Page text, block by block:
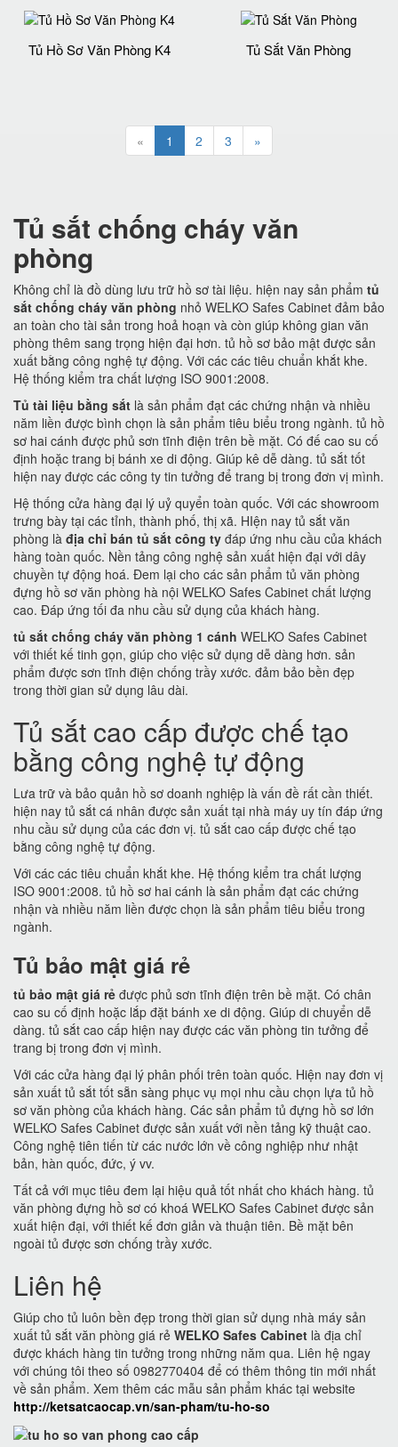
Tủ Hồ Sơ Văn Phòng K4 Tủ Sắt Văn Phòng
« 1 2 3 »
Tủ sắt chống cháy văn
phòng
Không chỉ là đồ dùng lưu trữ hồ sơ tài liệu. hiện nay sản phẩm tủ
sắt chống cháy văn phòng nhỏ WELKO Safes Cabinet đảm bảo
an toàn cho tài sản trong hoả hoạn và còn giúp không gian văn
phòng thêm sang trọng hiện đại hơn. tủ hồ sơ bảo mật được sản
xuất bằng công nghệ tự động. Với các các tiêu chuẩn khắt khe.
Hệ thống kiểm tra chất lượng ISO 9001:2008.
Tủ tài liệu bằng sắt là sản phẩm đạt các chứng nhận và nhiều
năm liền được bình chọn là sản phẩm tiêu biểu trong ngành. tủ hồ
sơ hai cánh được phủ sơn tĩnh điện trên bề mặt. Có đế cao su cố
định hoặc trang bị bánh xe di động. Giúp kê dễ dàng. tủ sắt tốt
hiện nay được các công ty tin tưởng để trang bị trong đơn vị mình.
Hệ thống cửa hàng đại lý uỷ quyển toàn quốc. Với các showroom
trưng bày tại các tỉnh, thành phố, thị xã. HIện nay tủ sắt văn
phòng là địa chỉ bán tủ sắt công ty đáp ứng nhu cầu của khách
hàng toàn quốc. Nền tảng công nghệ sản xuất hiện đại với dây
chuyền tự động hoá. Đem lại cho các sản phẩm tủ văn phòng
đựng hồ sơ văn phòng hà nội WELKO Safes Cabinet chất lượng
cao. Đáp ứng tối đa nhu cầu sử dụng của khách hàng.
tủ sắt chống cháy văn phòng 1 cánh WELKO Safes Cabinet
với thiết kế tinh gọn, giúp cho việc sử dụng dễ dàng hơn. sản
phẩm được sơn tĩnh điện chống trầy xước. đảm bảo bền đẹp
trong thời gian sử dụng lâu dài.
Tủ sắt cao cấp được chế tạo
bằng công nghệ tự động
Lưa trữ và bảo quản hồ sơ doanh nghiệp là vấn đề rất cần thiết.
hiện nay tủ sắt cá nhân được sản xuất tại nhà máy uy tín đáp ứng
nhu cầu sử dụng của các đơn vị. tủ sắt cao cấp được chế tạo
bằng công nghệ tự động.
Với các các tiêu chuẩn khắt khe. Hệ thống kiểm tra chất lượng
ISO 9001:2008. tủ hồ sơ hai cánh là sản phẩm đạt các chứng
nhận và nhiều năm liền được chọn là sản phẩm tiêu biểu trong
ngành.
Tủ bảo mật giá rẻ
tủ bảo mật giá rẻ được phủ sơn tĩnh điện trên bề mặt. Có chân
cao su cố định hoặc lắp đặt bánh xe di động. Giúp di chuyển dễ
dàng. tủ sắt cao cấp hiện nay được các văn phòng tin tưởng để
trang bị trong đơn vị mình.
Với các cửa hàng đại lý phân phối trên toàn quốc. Hiện nay đơn vị
sản xuất tủ sắt tốt sẵn sàng phục vụ mọi nhu cầu chọn lựa tủ hồ
sơ văn phòng của khách hàng. Các sản phẩm tủ đựng hồ sơ lớn
WELKO Safes Cabinet được sản xuất với nền tảng kỹ thuật cao.
Công nghệ tiên tiến từ các nước lớn về công nghiệp như nhật
bản, hàn quốc, đức, ý vv.
Tất cả với mục tiêu đem lại hiệu quả tốt nhất cho khách hàng. tủ
văn phòng đựng hồ sơ có khoá WELKO Safes Cabinet được sản
xuất hiện đại, với thiết kế đơn giản và thuận tiên. Bề mặt bên
ngoài tủ được sơn chống trầy xước.
Liên hệ
Giúp cho tủ luôn bền đẹp trong thời gian sử dụng nhà máy sản
xuất tủ sắt văn phòng giá rẻ WELKO Safes Cabinet là địa chỉ
được khách hàng tin tưởng trong những năm qua. Liên hệ ngay
với chúng tôi theo số 0982770404 để có thêm thông tin mới nhất
về sản phẩm. Xem thêm các mẫu sản phẩm khác tại website
http://ketsatcaocap.vn/san-pham/tu-ho-so